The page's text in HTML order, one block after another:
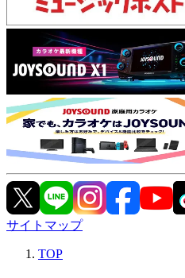
サイトマップ
TOP